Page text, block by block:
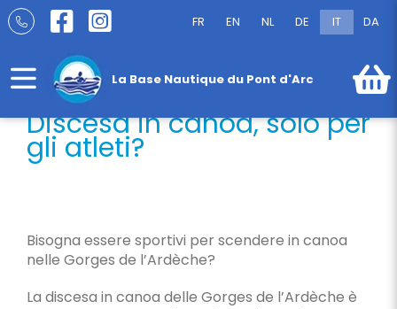
Salta
al
FR EN NL DE IT DA
La Base Nautique du Pont d'Arc
Discesa in canoa, solo per gli atleti?
Discesa in canoa, solo per
gli atleti?
Bisogna essere sportivi per scendere in canoa
nelle Gorges de l’Ardèche?
La discesa in canoa delle Gorges de l’Ardèche è